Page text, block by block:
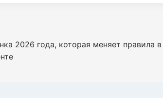
2026 года, которая меняет правила в